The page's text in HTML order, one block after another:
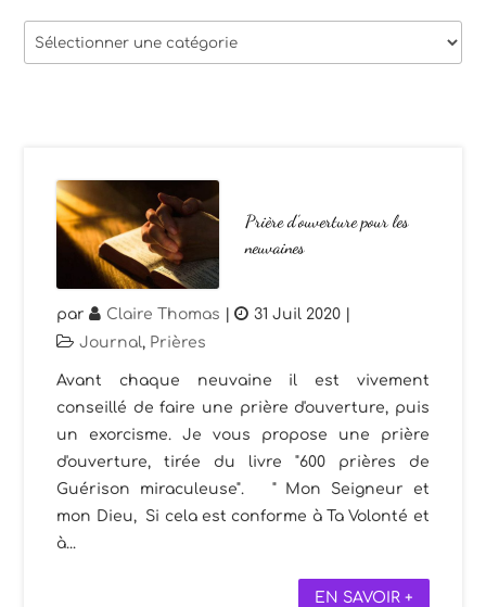
Prière d’ouverture pour les
neuvaines
par Claire Thomas | 31 Juil 2020 |
Journal, Prières
Avant chaque neuvaine il est vivement
conseillé de faire une prière d'ouverture, puis
un exorcisme. Je vous propose une prière
d'ouverture, tirée du livre "600 prières de
Guérison miraculeuse". " Mon Seigneur et
mon Dieu, Si cela est conforme à Ta Volonté et
à...
EN SAVOIR +
Thèmes
des